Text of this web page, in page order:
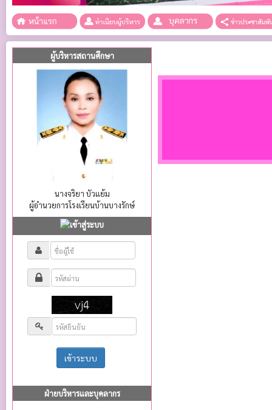
ผู้บริหารสถานศึกษา
นางจริยา บัวแย้ม
ผู้อำนวยการโรงเรียนบ้านบางรักษ์
ฝ่ายบริหารและบุคลากร